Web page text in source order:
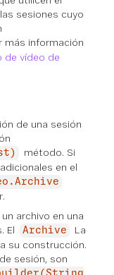
sesiones cuyo
más información
de vídeo de
de una sesión
método. Si
en el
archivo en una
El
Archive
La
su construcción.
sesión, son